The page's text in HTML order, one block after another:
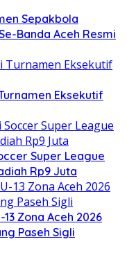
Sepakbola
Banda Aceh Resmi
Eksekutif
Super League
Rp9 Juta
Zona Aceh 2026
Paseh Sigli